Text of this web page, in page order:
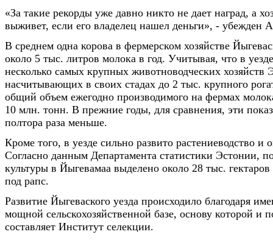
«За такие рекорды уже давно никто не дает наград, а
выживет, если его владелец нашел деньги», - убежден
В среднем одна корова в фермерском хозяйстве
около 5 тыс. литров молока в год. Учитывая, что в уезде
несколько самых крупных животноводческих хозяйств
насчитывающих в своих стадах до 2 тыс. крупного
общий объем ежегодно производимого на фермах
10 млн. тонн. В прежние годы, для сравнения, эти
полтора раза меньше.
Кроме того, в уезде сильно развито растениеводство и
Согласно данным Департамента статистики Эстонии,
культуры в Йыгевамаа выделено около 28 тыс.
под рапс.
Развитие Йыгеваского уезда происходило благодаря
мощной сельскохозяйственной базе, основу которой и
составляет Институт селекции.